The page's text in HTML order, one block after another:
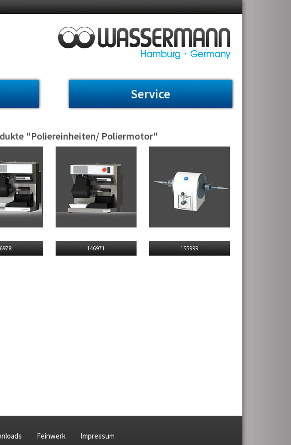
Service
"Poliereinheiten/ Poliermotor"
146971 155999
Feinwerk Impressum